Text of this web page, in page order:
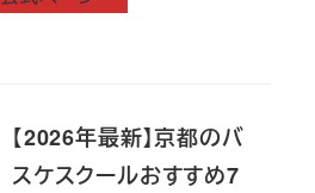
【2026年最新】京都のバ
スケスクールおすすめ7